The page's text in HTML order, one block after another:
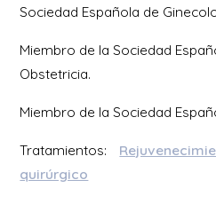
Sociedad Española de
Miembro de la Sociedad
Obstetricia.
Miembro de la Sociedad
Tratamientos:
quirúrgico